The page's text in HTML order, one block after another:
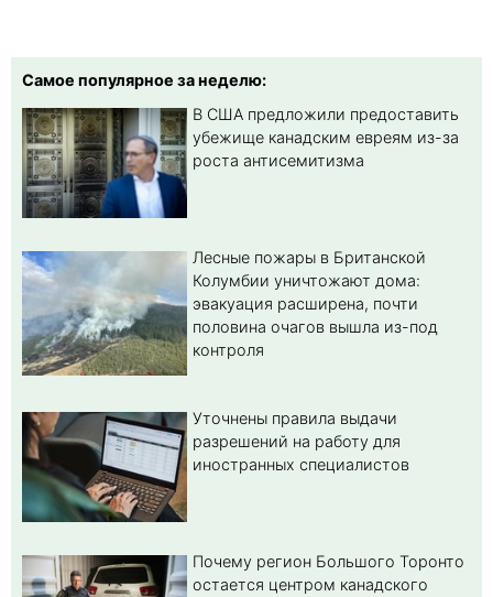
Самое популярное за неделю:
В США предложили предоставить
убежище канадским евреям из-за
роста антисемитизма
Лесные пожары в Британской
Колумбии уничтожают дома:
эвакуация расширена, почти
половина очагов вышла из-под
контроля
Уточнены правила выдачи
разрешений на работу для
иностранных специалистов
Почему регион Большого Торонто
остается центром канадского